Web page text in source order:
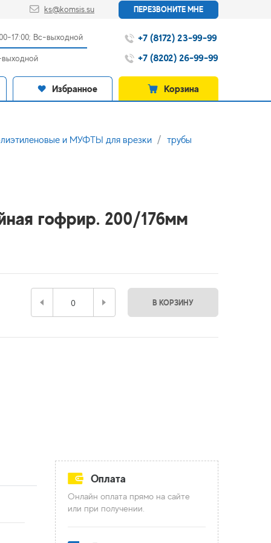
ks@komsis.su ПЕРЕЗВОНИТЕ МНЕ
17:00; Вс-выходной
+7 (8172) 23-99-99
+7 (8202) 26-99-99
Избранное Корзина
и МУФТЫ для врезки
трубы
гофрир. 200/176мм
В КОРЗИНУ
Оплата
Онлайн оплата прямо на сайте
или при получении.